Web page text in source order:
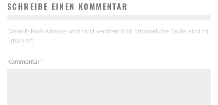
SCHREIBE EINEN KOMMENTAR
Deine E-Mail-Adresse wird nicht veröffentlicht. Erforderliche Felder sind mit
* markiert
Kommentar *